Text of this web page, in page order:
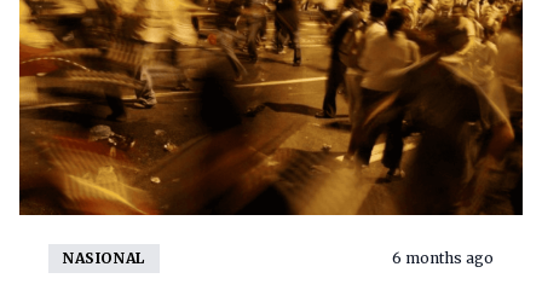
NASIONAL 6 months ago